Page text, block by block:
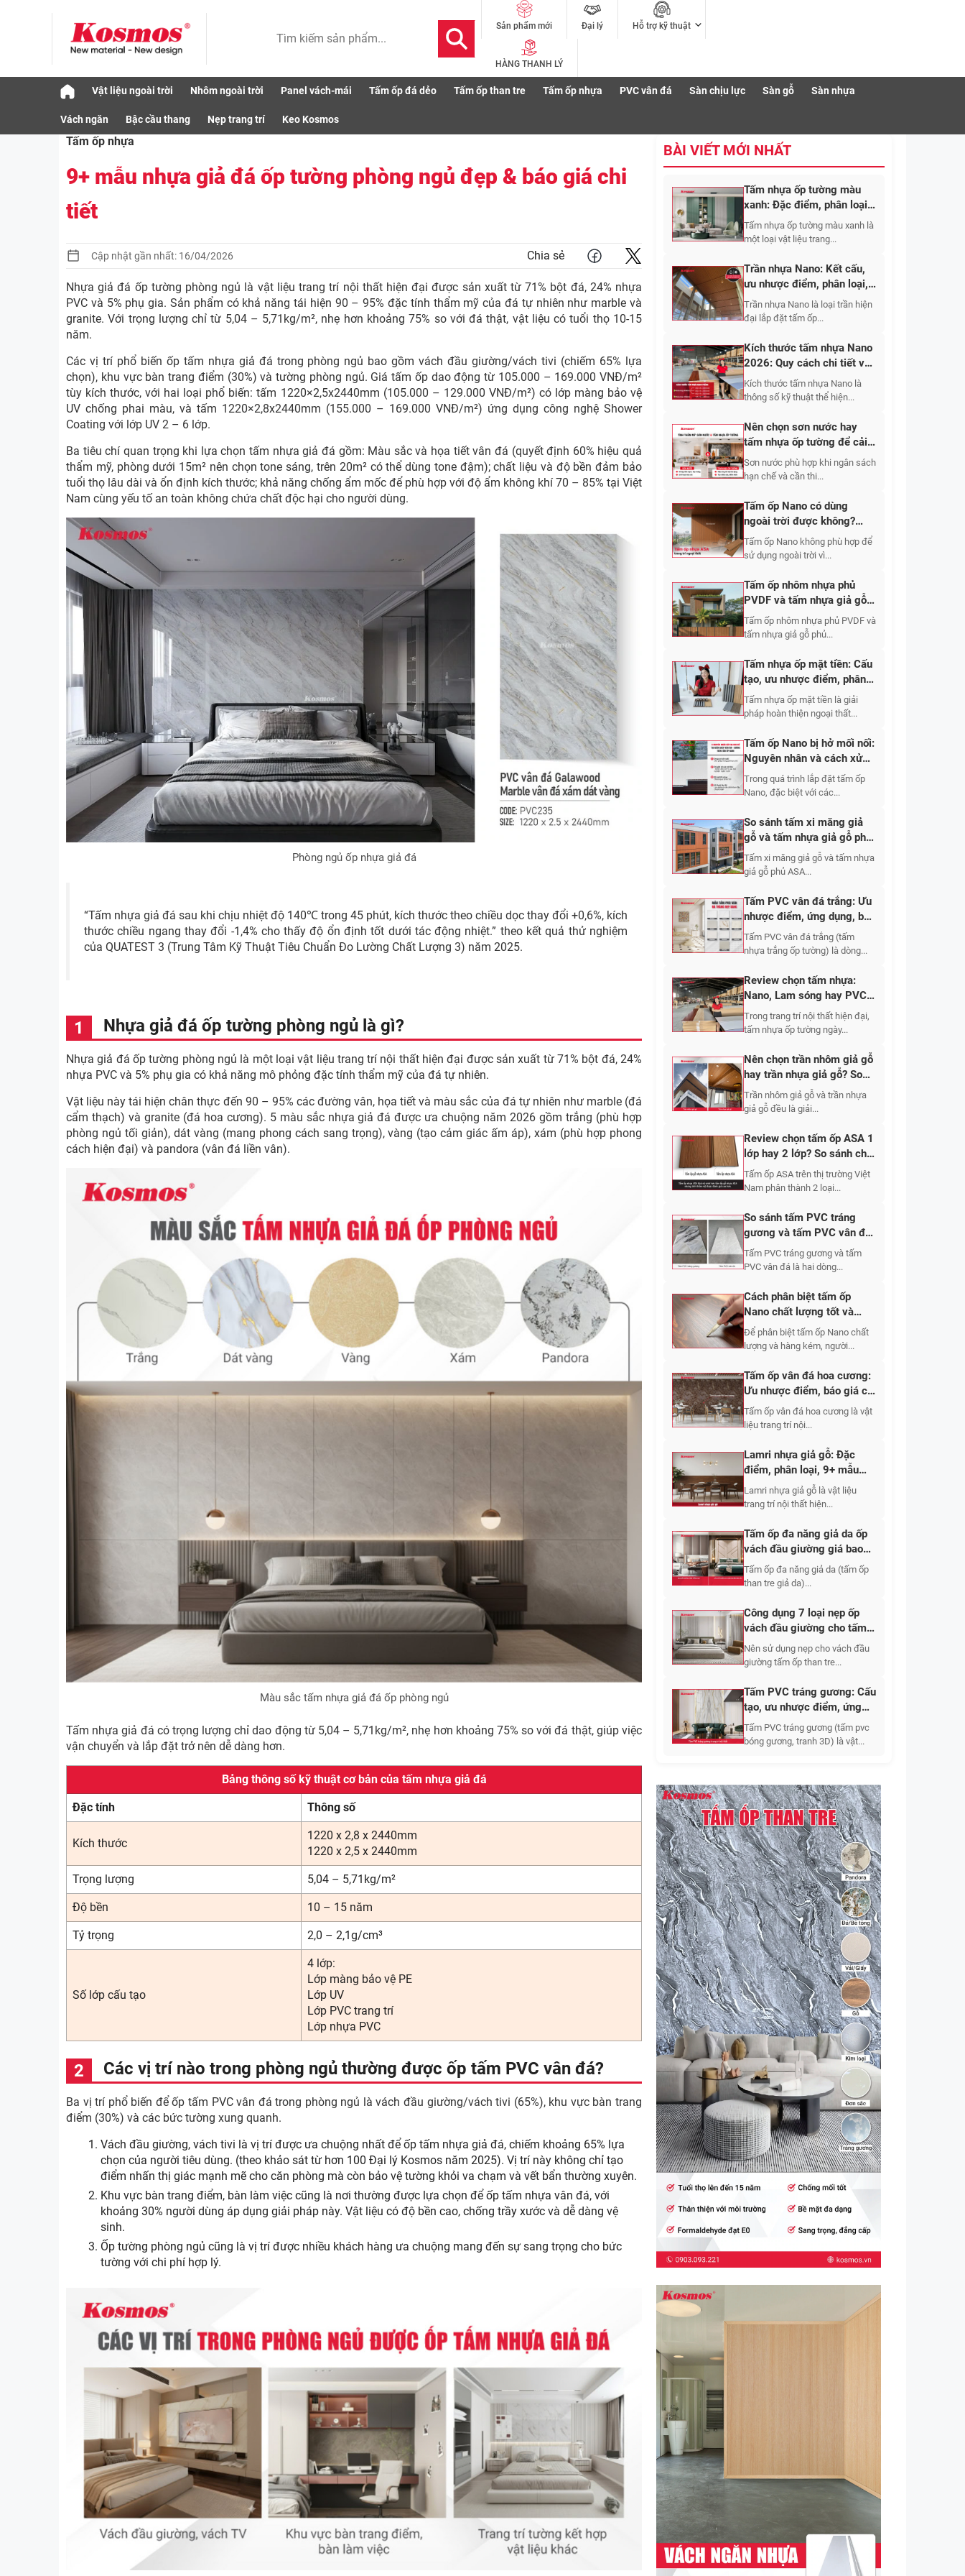
Sản phẩm mới Đại lý Hỗ trợ kỹ thuật
HÀNG THANH LÝ
Vật liệu ngoài trời Nhôm ngoài trời Panel vách-mái Tấm ốp đá dẻo Tấm ốp than tre Tấm ốp nhựa PVC vân đá Sàn chịu lực Sàn gỗ Sàn nhựa
Vách ngăn Bậc cầu thang Nẹp trang trí Keo Kosmos
Tấm ốp nhựa
9+ mẫu nhựa giả đá ốp tường phòng ngủ đẹp & báo giá chi
tiết
Cập nhật gần nhất: 16/04/2026 Chia sẻ
Nhựa giả đá ốp tường phòng ngủ là vật liệu trang trí nội thất hiện đại được sản xuất từ 71% bột đá, 24% nhựa
PVC và 5% phụ gia. Sản phẩm có khả năng tái hiện 90 – 95% đặc tính thẩm mỹ của đá tự nhiên như marble và
granite. Với trọng lượng chỉ từ 5,04 – 5,71kg/m², nhẹ hơn khoảng 75% so với đá thật, vật liệu có tuổi thọ 10-15
năm.
Các vị trí phổ biến ốp tấm nhựa giả đá trong phòng ngủ bao gồm vách đầu giường/vách tivi (chiếm 65% lựa
chọn), khu vực bàn trang điểm (30%) và tường phòng ngủ. Giá tấm ốp dao động từ 105.000 – 169.000 VNĐ/m²
tùy kích thước, với hai loại phổ biến: tấm 1220×2,5x2440mm (105.000 – 129.000 VNĐ/m²) có lớp màng bảo vệ
UV chống phai màu, và tấm 1220×2,8x2440mm (155.000 – 169.000 VNĐ/m²) ứng dụng công nghệ Shower
Coating với lớp UV 2 – 6 lớp.
Ba tiêu chí quan trọng khi lựa chọn tấm nhựa giả đá gồm: Màu sắc và họa tiết vân đá (quyết định 60% hiệu quả
thẩm mỹ, phòng dưới 15m² nên chọn tone sáng, trên 20m² có thể dùng tone đậm); chất liệu và độ bền đảm bảo
tuổi thọ lâu dài và ổn định kích thước; khả năng chống ẩm mốc để phù hợp với độ ẩm không khí 70 – 85% tại Việt
Nam cùng yếu tố an toàn không chứa chất độc hại cho người dùng.
Phòng ngủ ốp nhựa giả đá
“Tấm nhựa giả đá sau khi chịu nhiệt độ 140℃ trong 45 phút, kích thước theo chiều dọc thay đổi +0,6%, kích
thước chiều ngang thay đổi -1,4% cho thấy độ ổn định tốt dưới tác động nhiệt.” theo kết quả thử nghiệm
của QUATEST 3 (Trung Tâm Kỹ Thuật Tiêu Chuẩn Đo Lường Chất Lượng 3) năm 2025.
Nhựa giả đá ốp tường phòng ngủ là gì?
Nhựa giả đá ốp tường phòng ngủ là một loại vật liệu trang trí nội thất hiện đại được sản xuất từ 71% bột đá, 24%
nhựa PVC và 5% phụ gia có khả năng mô phỏng đặc tính thẩm mỹ của đá tự nhiên.
Vật liệu này tái hiện chân thực đến 90 – 95% các đường vân, họa tiết và màu sắc của đá tự nhiên như marble (đá
cẩm thạch) và granite (đá hoa cương). 5 màu sắc nhựa giả đá được ưa chuộng năm 2026 gồm trắng (phù hợp
phòng ngủ tối giản), dát vàng (mang phong cách sang trọng), vàng (tạo cảm giác ấm áp), xám (phù hợp phong
cách hiện đại) và pandora (vân đá liền vân).
Màu sắc tấm nhựa giả đá ốp phòng ngủ
Tấm nhựa giả đá có trọng lượng chỉ dao động từ 5,04 – 5,71kg/m², nhẹ hơn khoảng 75% so với đá thật, giúp việc
vận chuyển và lắp đặt trở nên dễ dàng hơn.
Bảng thông số kỹ thuật cơ bản của tấm nhựa giả đá
Đặc tính Thông số
Kích thước
1220 x 2,8 x 2440mm
1220 x 2,5 x 2440mm
Trọng lượng 5,04 – 5,71kg/m²
Độ bền 10 – 15 năm
Tỷ trọng 2,0 – 2,1g/cm³
Số lớp cấu tạo
4 lớp:
Lớp màng bảo vệ PE
Lớp UV
Lớp PVC trang trí
Lớp nhựa PVC
Các vị trí nào trong phòng ngủ thường được ốp tấm PVC vân đá?
Ba vị trí phổ biến để ốp tấm PVC vân đá trong phòng ngủ là vách đầu giường/vách tivi (65%), khu vực bàn trang
điểm (30%) và các bức tường xung quanh.
Vách đầu giường, vách tivi là vị trí được ưa chuộng nhất để ốp tấm nhựa giả đá, chiếm khoảng 65% lựa
chọn của người tiêu dùng. (theo khảo sát từ hơn 100 Đại lý Kosmos năm 2025). Vị trí này không chỉ tạo
điểm nhấn thị giác mạnh mẽ cho căn phòng mà còn bảo vệ tường khỏi va chạm và vết bẩn thường xuyên.
Khu vực bàn trang điểm, bàn làm việc cũng là nơi thường được lựa chọn để ốp tấm nhựa vân đá, với
khoảng 30% người dùng áp dụng giải pháp này. Vật liệu có độ bền cao, chống trầy xước và dễ dàng vệ
sinh.
Ốp tường phòng ngủ cũng là vị trí được nhiều khách hàng ưa chuộng mang đến sự sang trọng cho bức
tường với chi phí hợp lý.
BÀI VIẾT MỚI NHẤT
Tấm nhựa ốp tường màu
xanh: Đặc điểm, phân loại,
mẫu đẹp & giá
Tấm nhựa ốp tường màu xanh là
một loại vật liệu trang...
Trần nhựa Nano: Kết cấu,
ưu nhược điểm, phân loại,
cập nhật báo giá 2026
Trần nhựa Nano là loại trần hiện
đại lắp đặt tấm ốp...
Kích thước tấm nhựa Nano
2026: Quy cách chi tiết và
cách lựa chọn đúng
Kích thước tấm nhựa Nano là
thông số kỹ thuật thể hiện...
Nên chọn sơn nước hay
tấm nhựa ốp tường để cải
tạo không gian sống?
Sơn nước phù hợp khi ngân sách
hạn chế và cần thi...
Tấm ốp Nano có dùng
ngoài trời được không?
Giải pháp nhựa ASA chuyên
dụng cho ngoại thất
Tấm ốp Nano không phù hợp để
sử dụng ngoài trời vì...
Tấm ốp nhôm nhựa phủ
PVDF và tấm nhựa giả gỗ
phủ ASA ngoài trời: Nên
chọn loại nào?
Tấm ốp nhôm nhựa phủ PVDF và
tấm nhựa giả gỗ phủ...
Tấm nhựa ốp mặt tiền: Cấu
tạo, ưu nhược điểm, phân
loại
Tấm nhựa ốp mặt tiền là giải
pháp hoàn thiện ngoại thất...
Tấm ốp Nano bị hở mối nối:
Nguyên nhân và cách xử
lý?
Trong quá trình lắp đặt tấm ốp
Nano, đặc biệt với các...
So sánh tấm xi măng giả
gỗ và tấm nhựa giả gỗ phủ
ASA
Tấm xi măng giả gỗ và tấm nhựa
giả gỗ phủ ASA...
Tấm PVC vân đá trắng: Ưu
nhược điểm, ứng dụng, báo
giá 2026
Tấm PVC vân đá trắng (tấm
nhựa trắng ốp tường) là dòng...
Review chọn tấm nhựa:
Nano, Lam sóng hay PVC
vân đá? So sánh chi tiết
Trong trang trí nội thất hiện đại,
tấm nhựa ốp tường ngày...
Nên chọn trần nhôm giả gỗ
hay trần nhựa giả gỗ? So
sánh ưu nhược điểm thực
tế
Trần nhôm giả gỗ và trần nhựa
giả gỗ đều là giải...
Review chọn tấm ốp ASA 1
lớp hay 2 lớp? So sánh chi
tiết
Tấm ốp ASA trên thị trường Việt
Nam phân thành 2 loại...
So sánh tấm PVC tráng
gương và tấm PVC vân đá
trong trang trí nội thất
Tấm PVC tráng gương và tấm
PVC vân đá là hai dòng...
Cách phân biệt tấm ốp
Nano chất lượng tốt và
hàng kém là gì?
Để phân biệt tấm ốp Nano chất
lượng và hàng kém, người...
Tấm ốp vân đá hoa cương:
Ưu nhược điểm, báo giá chi
tiết 2026
Tấm ốp vân đá hoa cương là vật
liệu trang trí nội...
Lamri nhựa giả gỗ: Đặc
điểm, phân loại, 9+ mẫu
đẹp và báo giá
Lamri nhựa giả gỗ là vật liệu
trang trí nội thất hiện...
Tấm ốp đa năng giả da ốp
vách đầu giường giá bao
nhiêu? Mẫu nào đẹp?
Tấm ốp đa năng giả da (tấm ốp
than tre giả da)...
Công dụng 7 loại nẹp ốp
vách đầu giường cho tấm
ốp than tre
Nên sử dụng nẹp cho vách đầu
giường tấm ốp than tre...
Tấm PVC tráng gương: Cấu
tạo, ưu nhược điểm, ứng
dụng, báo giá các loại
Tấm PVC tráng gương (tấm pvc
bóng gương, tranh 3D) là vật...